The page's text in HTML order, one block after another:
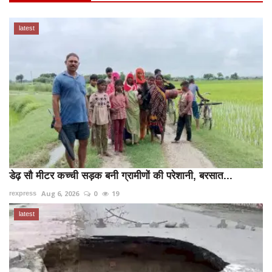
latest
डेढ़ सौ मीटर कच्ची सड़क बनी ग्रामीणों की परेशानी, बरसात...
rexpress Aug 6, 2026 0 19
latest